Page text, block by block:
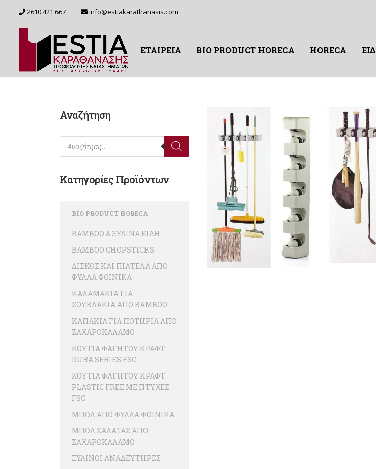
2610 421 667 info@estiakarathanasis.com
ΕΤΑΙΡΕΙΑ BIO PRODUCT HORECA HORECA
Αναζήτηση
Products search
Κατηγορίες Προϊόντων
BIO PRODUCT HORECA
BAMBOO & ΞΥΛΙΝΑ ΕΙΔΗ
BAMBOO CHOPSTICKS
ΔΙΣΚΟΣ ΚΑΙ ΠΙΑΤΕΛΑ ΑΠΟ
ΦΥΛΛΑ ΦΟΙΝΙΚΑ
ΚΑΛΑΜΑΚΙΑ ΓΙΑ
ΣΟΥΒΛΑΚΙΑ ΑΠΟ BAMBOO
ΚΑΠΑΚΙΑ ΓΙΑ ΠΟΤΗΡΙΑ ΑΠΟ
ΖΑΧΑΡΟΚΑΛΑΜΟ
ΚΟΥΤΙΑ ΦΑΓΗΤΟΥ ΚΡΑΦΤ
DURA SERIES FSC
ΚΟΥΤΙΑ ΦΑΓΗΤΟΥ ΚΡΑΦΤ
PLASTIC FREE ME ΠΤΥΧΕΣ
FSC
ΜΠΩΛ ΑΠΟ ΦΥΛΛΑ ΦΟΙΝΙΚΑ
ΜΠΩΛ ΣΑΛΑΤΑΣ ΑΠΟ
ΖΑΧΑΡΟΚΑΛΑΜΟ
ΞΥΛΙΝΟΙ ΑΝΑΔΕΥΤΗΡΕΣ